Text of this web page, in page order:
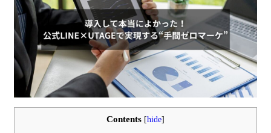
Contents [hide]